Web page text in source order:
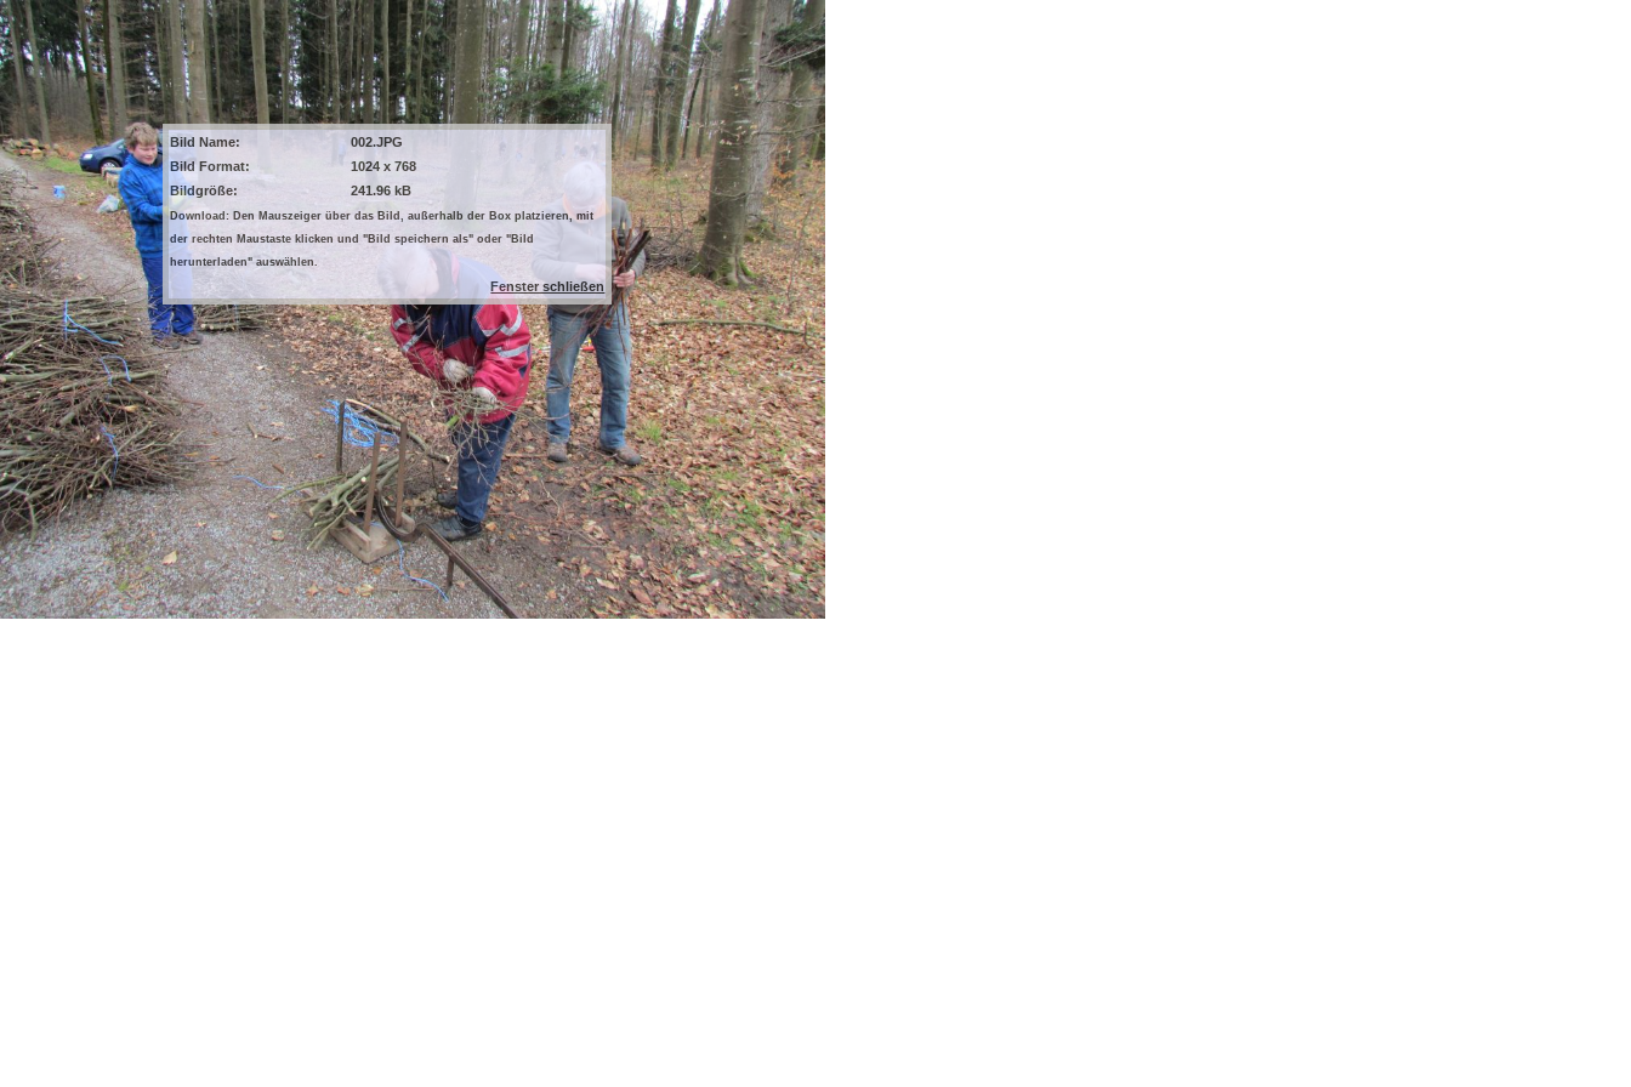
Bild Name:
002.JPG
Bild Format:
1024 x 768
Bildgröße:
241.96 kB
Download: Den Mauszeiger über das Bild, außerhalb der Box platzieren, mit
der rechten Maustaste klicken und "Bild speichern als" oder "Bild
herunterladen" auswählen.
Fenster schließen